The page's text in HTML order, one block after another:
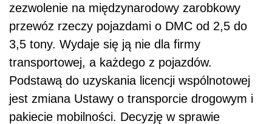
zezwolenie na międzynarodowy zarobkowy
przewóz rzeczy pojazdami o DMC od 2,5 do
3,5 tony. Wydaje się ją nie dla firmy
transportowej, a każdego z pojazdów.
Podstawą do uzyskania licencji wspólnotowej
jest zmiana Ustawy o transporcie drogowym i
pakiecie mobilności. Decyzję w sprawie